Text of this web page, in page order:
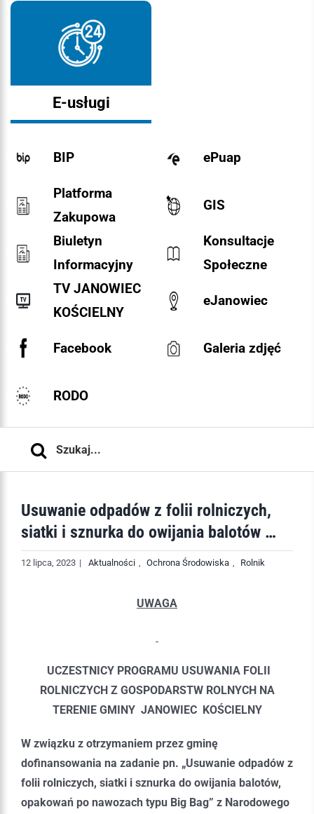
E-usługi
BIP ePuap
Platforma
Zakupowa
GIS
Biuletyn
Informacyjny
Konsultacje
Społeczne
TV JANOWIEC
KOŚCIELNY
eJanowiec
Facebook Galeria zdjęć
RODO
Usuwanie odpadów z folii rolniczych,
siatki i sznurka do owijania balotów …
12 lipca, 2023 | Aktualności Ochrona Środowiska Rolnik
UWAGA
UCZESTNICY PROGRAMU USUWANIA FOLII
ROLNICZYCH Z GOSPODARSTW ROLNYCH NA
TERENIE GMINY JANOWIEC KOŚCIELNY
W związku z otrzymaniem przez gminę
dofinansowania na zadanie pn. „Usuwanie odpadów z
folii rolniczych, siatki i sznurka do owijania balotów,
opakowań po nawozach typu Big Bag” z Narodowego